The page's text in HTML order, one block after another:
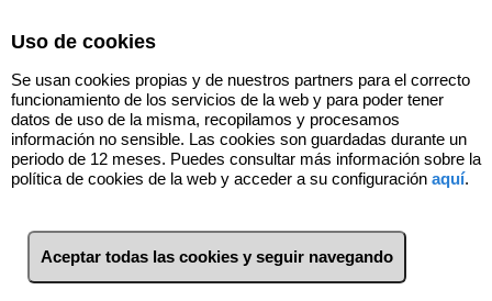
más reciente
más reciente
Uso de cookies
Se usan cookies propias y de nuestros partners para el correcto
funcionamiento de los servicios de la web y para poder tener
datos de uso de la misma, recopilamos y procesamos
información no sensible. Las cookies son guardadas durante un
periodo de 12 meses. Puedes consultar más información sobre la
política de cookies de la web y acceder a su configuración aquí.
Aceptar todas las cookies y seguir navegando